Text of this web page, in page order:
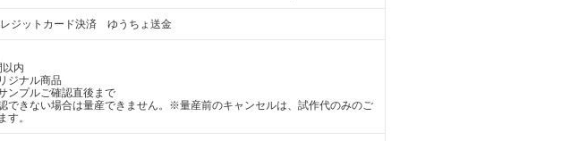
レジットカード決済 ゆうちょ送金
以内
ジナル商品
ンプルご確認直後まで
できない場合は量産できません。※量産前のキャンセルは、試作代のみのご
す。